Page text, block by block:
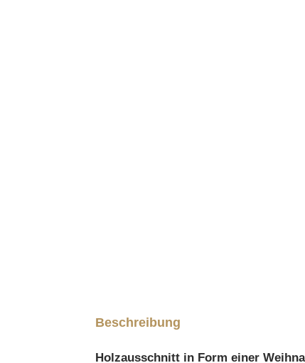
Beschreibung
Holzausschnitt in Form einer